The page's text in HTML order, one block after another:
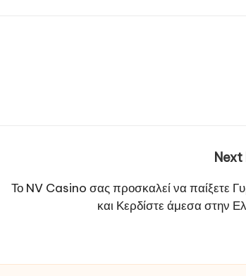
Next
Το NV Casino σας προσκαλεί να παίξετε
και Κερδίστε άμεσα στην